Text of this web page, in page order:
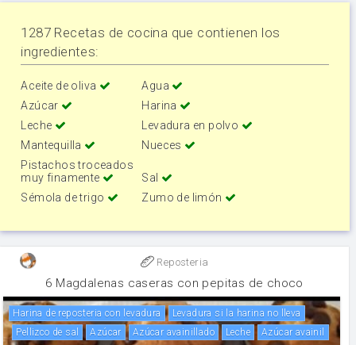
1287 Recetas de cocina que contienen los
ingredientes:
Aceite de oliva
Agua
Azúcar
Harina
Leche
Levadura en polvo
Mantequilla
Nueces
Pistachos troceados
muy finamente
Sal
Sémola de trigo
Zumo de limón
Reposteria
6 Magdalenas caseras con pepitas de choco
Harina de reposteria con levadura
Levadura si la harina no lleva
Pellizco de sal
Azúcar Azúcar avainillado leche Azúcar avainil